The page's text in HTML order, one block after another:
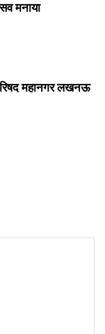
मनाया
महानगर लखनऊ